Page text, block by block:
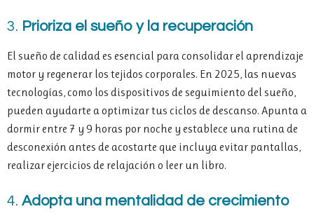
3. Prioriza el sueño y la recuperación
El sueño de calidad es esencial para consolidar el aprendizaje
motor y regenerar los tejidos corporales. En 2025, las nuevas
tecnologías, como los dispositivos de seguimiento del sueño,
pueden ayudarte a optimizar tus ciclos de descanso. Apunta a
dormir entre 7 y 9 horas por noche y establece una rutina de
desconexión antes de acostarte que incluya evitar pantallas,
realizar ejercicios de relajación o leer un libro.
4. Adopta una mentalidad de crecimiento